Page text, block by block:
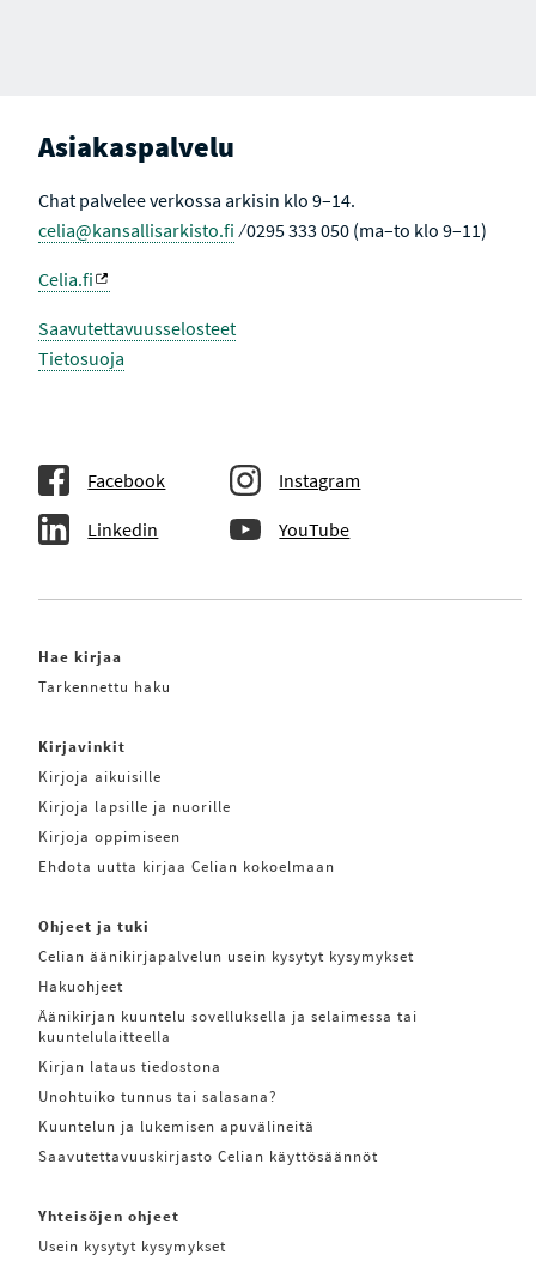
Asiakaspalvelu
Chat palvelee verkossa arkisin klo 9–14.
celia@kansallisarkisto.fi ⁄ 0295 333 050 (ma–to klo 9–11)
Celia.fi
Saavutettavuusselosteet
Tietosuoja
Facebook Instagram
Linkedin YouTube
Hae kirjaa
Tarkennettu haku
Kirjavinkit
Kirjoja aikuisille
Kirjoja lapsille ja nuorille
Kirjoja oppimiseen
Ehdota uutta kirjaa Celian kokoelmaan
Ohjeet ja tuki
Celian äänikirjapalvelun usein kysytyt kysymykset
Hakuohjeet
Äänikirjan kuuntelu sovelluksella ja selaimessa tai
kuuntelulaitteella
Kirjan lataus tiedostona
Unohtuiko tunnus tai salasana?
Kuuntelun ja lukemisen apuvälineitä
Saavutettavuuskirjasto Celian käyttösäännöt
Yhteisöjen ohjeet
Usein kysytyt kysymykset